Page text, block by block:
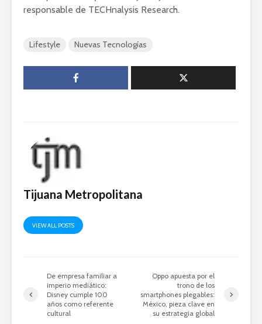
responsable de TECHnalysis Research.
Lifestyle Nuevas Tecnologías
Tijuana Metropolitana
VIEW ALL POSTS
De empresa familiar a
imperio mediático:
Disney cumple 100
años como referente
cultural
Oppo apuesta por el
trono de los
smartphones plegables:
México, pieza clave en
su estrategia global